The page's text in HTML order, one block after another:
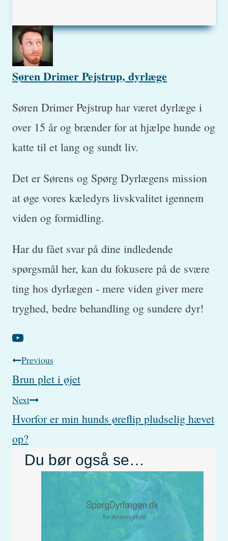
Søren Drimer Pejstrup, dyrlæge
Søren Drimer Pejstrup har været dyrlæge i
over 15 år og brænder for at hjælpe hunde og
katte til et lang og sundt liv.
Det er Sørens og Spørg Dyrlægens mission
at øge vores kæledyrs livskvalitet igennem
viden og formidling.
Har du fået svar på dine indledende
spørgsmål her, kan du fokusere på de svære
ting hos dyrlægen - mere viden giver mere
tryghed, bedre behandling og sundere dyr!
Post
navigation
Previous
Brun plet i øjet
Next
Hvorfor er min hunds øreflip pludselig hævet
op?
Du bør også se…